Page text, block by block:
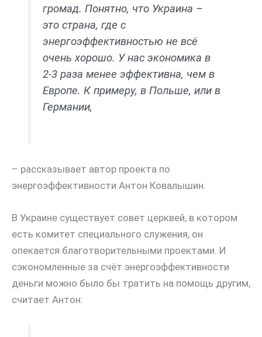
громад. Понятно, что Украина –
это страна, где с
энергоэффективностью не всё
очень хорошо. У нас экономика в
2-3 раза менее эффективна, чем в
Европе. К примеру, в Польше, или в
Германии,
– рассказывает автор проекта по
энергоэффективности Антон Ковалышин.
В Украине существует совет церквей, в котором
есть комитет специального служения, он
опекается благотворительными проектами. И
сэкономленные за счёт энергоэффективности
деньги можно было бы тратить на помощь другим,
считает Антон: